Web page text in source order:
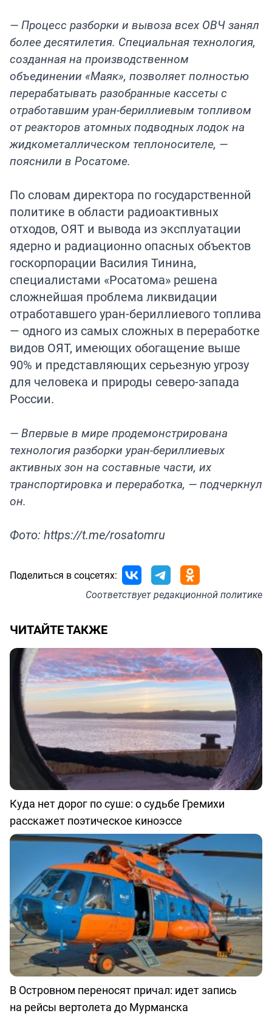
— Процесс разборки и вывоза всех ОВЧ занял
более десятилетия. Специальная технология,
созданная на производственном
объединении «Маяк», позволяет полностью
перерабатывать разобранные кассеты с
отработавшим уран-бериллиевым топливом
от реакторов атомных подводных лодок на
жидкометаллическом теплоносителе, —
пояснили в Росатоме.
По словам директора по государственной
политике в области радиоактивных
отходов, ОЯТ и вывода из эксплуатации
ядерно и радиационно опасных объектов
госкорпорации Василия Тинина,
специалистами «Росатома» решена
сложнейшая проблема ликвидации
отработавшего уран-бериллиевого топлива
— одного из самых сложных в переработке
видов ОЯТ, имеющих обогащение выше
90% и представляющих серьезную угрозу
для человека и природы северо-запада
России.
— Впервые в мире продемонстрирована
технология разборки уран-бериллиевых
активных зон на составные части, их
транспортировка и переработка, — подчеркнул
он.
Фото: https://t.me/rosatomru
Поделиться в соцсетях:
Соответствуетредакционной политике
ЧИТАЙТЕ ТАКЖЕ
Куда нет дорог по суше: о судьбе Гремихи
расскажет поэтическое киноэссе
В Островном переносят причал: идет запись
на рейсы вертолета до Мурманска